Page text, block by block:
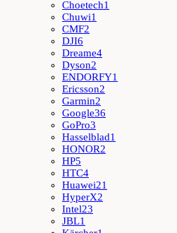
Choetech1
Chuwi1
CMF2
DJI6
Dreame4
Dyson2
ENDORFY1
Ericsson2
Garmin2
Google36
GoPro3
Hasselblad1
HONOR2
HP5
HTC4
Huawei21
HyperX2
Intel23
JBL1